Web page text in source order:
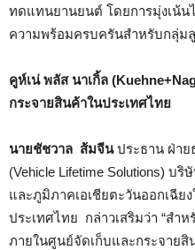
ทดแทนยานยนต์ โดยการมุ่งเน้น
ความพร้อมครบครันสำหรับกลุ่ม
คูห์เน่ พลัส นาเกิ้ล
กระจายสินค้าในประเทศไทย
นายชัชวาล ส้มจีนประธาน ฝ่า
(Vehicle Lifetime Solutions) บ
และภูมิภาคเอเชียตะวันออกเฉีย
ประเทศไทย กล่าวเสริมว่า “สำ
ภายในศูนย์จัดเก็บและกระจายสิ